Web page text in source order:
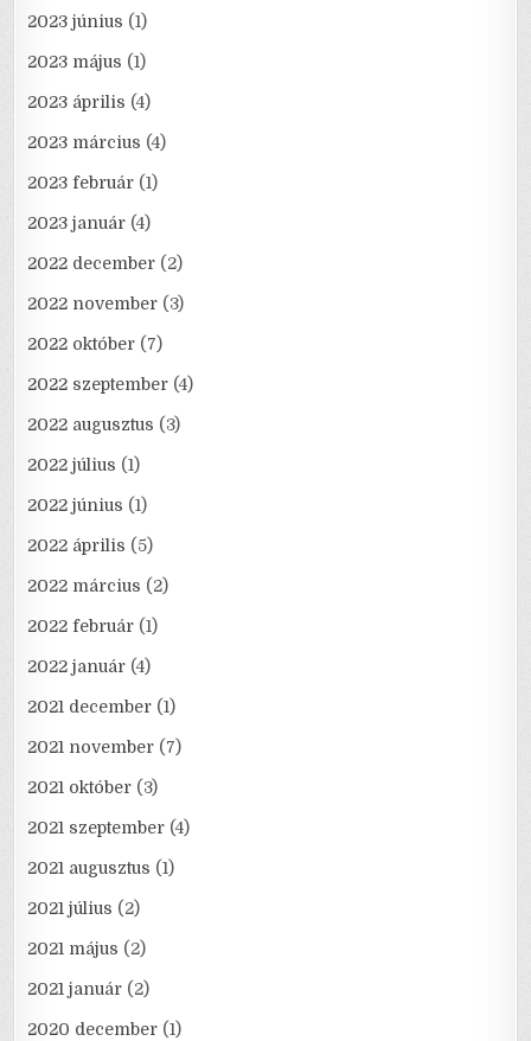
2023 június (1)
2023 május (1)
2023 április (4)
2023 március (4)
2023 február (1)
2023 január (4)
2022 december (2)
2022 november (3)
2022 október (7)
2022 szeptember (4)
2022 augusztus (3)
2022 július (1)
2022 június (1)
2022 április (5)
2022 március (2)
2022 február (1)
2022 január (4)
2021 december (1)
2021 november (7)
2021 október (3)
2021 szeptember (4)
2021 augusztus (1)
2021 július (2)
2021 május (2)
2021 január (2)
2020 december (1)